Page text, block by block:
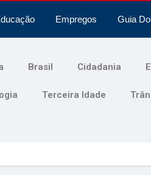
Empregos Guia
Brasil Cidadania
Terceira Idade